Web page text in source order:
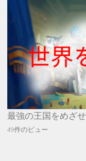
最強の王国をめざ
49件のビュー